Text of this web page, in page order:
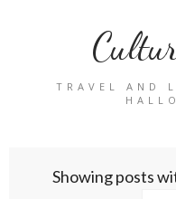
TRAVEL AND
Showing posts